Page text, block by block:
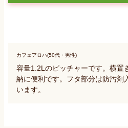
カフェアロハ(50代・男性)
容量1.2Lのピッチャーです。横置
納に便利です。フタ部分は防汚剤
います。